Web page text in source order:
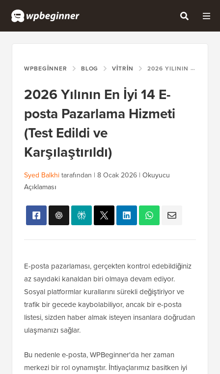
WPBEGINNER BLOG VITRIN 2026 YILININ EN İYI 14 E-POSTA PAZARLAMA HIZMETI (TEST EDILDI VE KARŞILAŞTIRILDI)
2026 Yılının En İyi 14 E-
posta Pazarlama Hizmeti
(Test Edildi ve
Karşılaştırıldı)
Syed Balkhitarafından | 8 Ocak 2026 | Okuyucu
Açıklaması
E-posta pazarlaması, gerçekten kontrol edebildiğiniz
az sayıdaki kanaldan biri olmaya devam ediyor.
Sosyal platformlar kurallarını sürekli değiştiriyor ve
trafik bir gecede kaybolabiliyor, ancak bir e-posta
listesi, sizden haber almak isteyen insanlara doğrudan
ulaşmanızı sağlar.
Bu nedenle e-posta, WPBeginner'da her zaman
merkezi bir rol oynamıştır. İhtiyaçlarımız basitken iyi